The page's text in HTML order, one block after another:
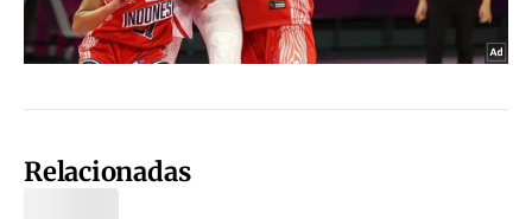
Relacionadas